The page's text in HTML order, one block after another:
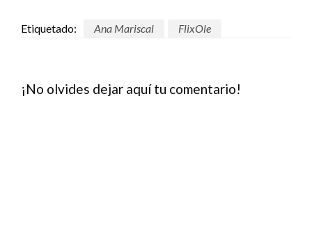
Etiquetado: Ana Mariscal FlixOle
¡No olvides dejar aquí tu comentario!